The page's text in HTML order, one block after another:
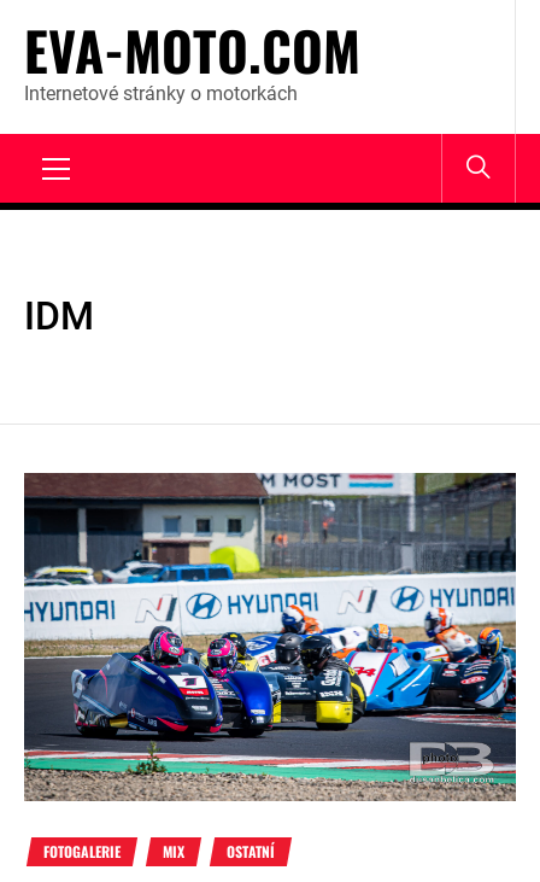
content
EVA-MOTO.COM
Internetové stránky o motorkách
IDM
FOTOGALERIE MIX OSTATNÍ